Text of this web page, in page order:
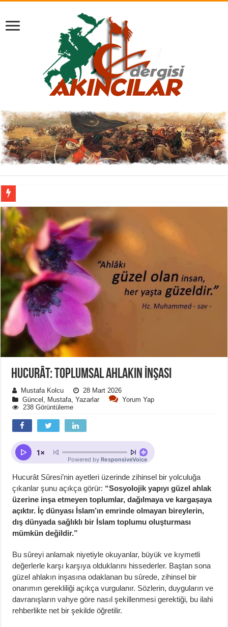
HUCURÂT: TOPLUMSAL AHLAKIN İNŞASI
Mustafa Kolcu
28 Mart 2026
Güncel , Mustafa,Yazarlar
Yorum Yap
238 Görüntüleme
Hucurât Sûresi’nin ayetleri üzerinde zihinsel bir yolculuğa
çıkanlar şunu açıkça görür: “Sosyolojik yapıyı güzel ahlak
üzerine inşa etmeyen toplumlar, dağılmaya ve kargaşaya
açıktır. İç dünyası İslam’ın emrinde olmayan bireylerin,
dış dünyada sağlıklı bir İslam toplumu oluşturması
mümkün değildir.”
Bu sûreyi anlamak niyetiyle okuyanlar, büyük ve kıymetli
değerlerle karşı karşıya olduklarını hissederler. Baştan sona
güzel ahlakın inşasına odaklanan bu sûrede, zihinsel bir
onarımın gerekliliği açıkça vurgulanır. Sözlerin, duyguların ve
davranışların vahye göre nasıl şekillenmesi gerektiği, bu ilahi
rehberlikte net bir şekilde öğretilir.